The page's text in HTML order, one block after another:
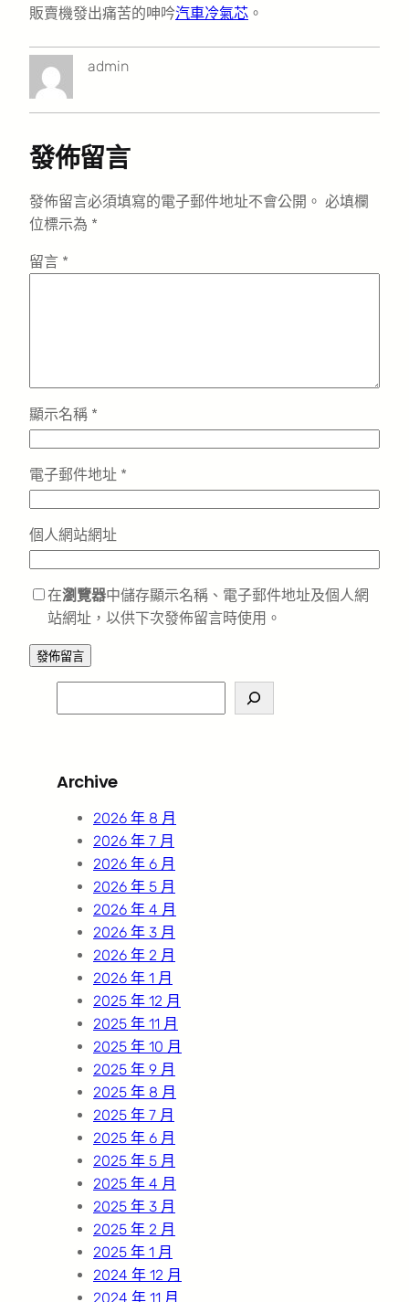
販賣機發出痛苦的呻吟汽車冷氣芯 。
admin
發佈留言
發佈留言必須填寫的電子郵件地址不會公開。 必填欄
位標示為 *
留言 *
顯示名稱 *
電子郵件地址 *
個人網站網址
在瀏覽器中儲存顯示名稱、電子郵件地址及個人網
站網址，以供下次發佈留言時使用。
e
c
Archive
2026 年 8 月
2026 年 7 月
2026 年 6 月
2026 年 5 月
2026 年 4 月
2026 年 3 月
2026 年 2 月
2026 年 1 月
2025 年 12 月
2025 年 11 月
2025 年 10 月
2025 年 9 月
2025 年 8 月
2025 年 7 月
2025 年 6 月
2025 年 5 月
2025 年 4 月
2025 年 3 月
2025 年 2 月
2025 年 1 月
2024 年 12 月
2024 年 11 月